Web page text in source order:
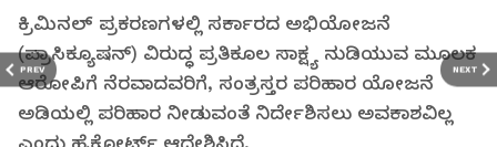
PREV NEXT
ಕ್ರಿಮಿನಲ್ ಪ್ರಕರಣಗಳಲ್ಲಿ ಸರ್ಕಾರದ ಅಭಿಯೋಜನೆ
(ಪ್ರಾಸಿಕ್ಯೂಷನ್) ವಿರುದ್ಧ ಪ್ರತಿಕೂಲ ಸಾಕ್ಷ್ಯ ನುಡಿಯುವ ಮೂಲಕ
ಆರೋಪಿ‌ಗೆ ನೆರವಾದ‌ವರಿಗೆ, ಸಂತ್ರಸ್ತರ ಪರಿಹಾರ ಯೋಜನೆ
ಅಡಿಯಲ್ಲಿ ಪರಿಹಾರ ನೀಡುವಂತೆ‌ ನಿರ್ದೇಶಿಸಲು ಅವಕಾಶವಿಲ್ಲ